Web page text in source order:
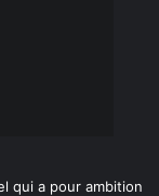
qui a pour ambition